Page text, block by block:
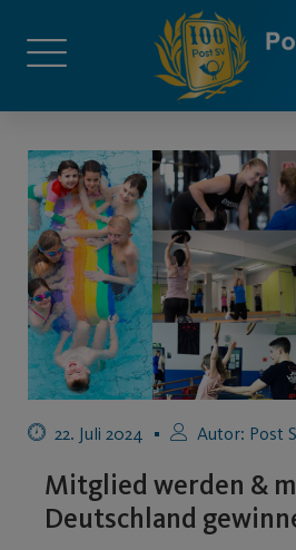
22. Juli 2024 Autor: Post
Mitglied werden &
Deutschland